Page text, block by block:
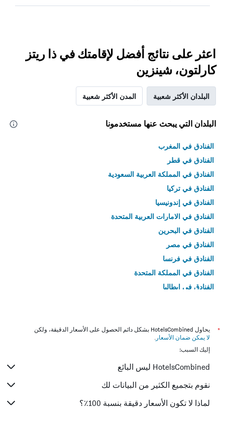
اعثر على نتائج أفضل لإقامتك في ذا ريتز
كارلتون، شينزين
البلدان الأكثر شعبية المدن الأكثر شعبية
البلدان التي يبحث عنها مستخدمونا
الفنادق في المغرب
الفنادق في قطر
الفنادق في المملكة العربية السعودية
الفنادق في تركيا
الفنادق في إندونيسيا
الفنادق في الامارات العربية المتحدة
الفنادق في البحرين
الفنادق في مصر
الفنادق في فرنسا
الفنادق في المملكة المتحدة
الفنادق في إيطاليا
*
يحاول HotelsCombined بشكل دائم الحصول على الأسعار الدقيقة، ولكن
لا يمكن ضمان الأسعار .
إليك السبب:
HotelsCombined ليس البائع
نقوم بتجميع الكثير من البيانات لك
لماذا لا تكون الأسعار دقيقة بنسبة 100٪؟